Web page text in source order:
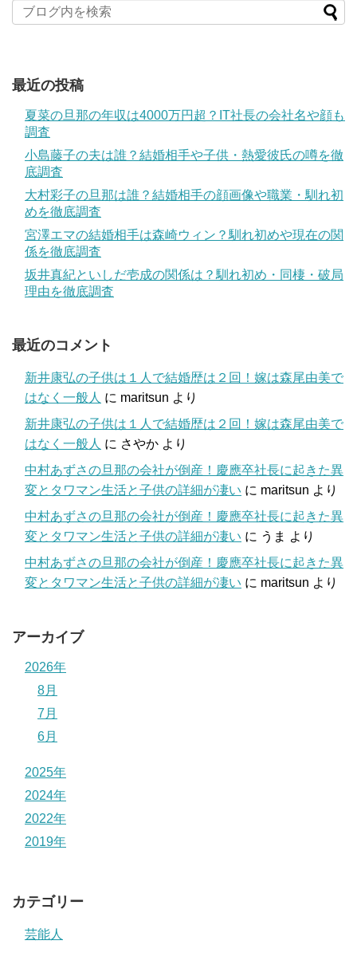
最近の投稿
夏菜の旦那の年収は4000万円超？IT社長の会社名や顔も
調査
小島藤子の夫は誰？結婚相手や子供・熱愛彼氏の噂を徹
底調査
大村彩子の旦那は誰？結婚相手の顔画像や職業・馴れ初
めを徹底調査
宮澤エマの結婚相手は森崎ウィン？馴れ初めや現在の関
係を徹底調査
坂井真紀といしだ壱成の関係は？馴れ初め・同棲・破局
理由を徹底調査
最近のコメント
新井康弘の子供は１人で結婚歴は２回！嫁は森尾由美で
はなく一般人 に maritsun より
新井康弘の子供は１人で結婚歴は２回！嫁は森尾由美で
はなく一般人 に さやか より
中村あずさの旦那の会社が倒産！慶應卒社長に起きた異
変とタワマン生活と子供の詳細が凄い に maritsun より
中村あずさの旦那の会社が倒産！慶應卒社長に起きた異
変とタワマン生活と子供の詳細が凄い に うま より
中村あずさの旦那の会社が倒産！慶應卒社長に起きた異
変とタワマン生活と子供の詳細が凄い に maritsun より
アーカイブ
2026年
8月
7月
6月
2025年
2024年
2022年
2019年
カテゴリー
芸能人